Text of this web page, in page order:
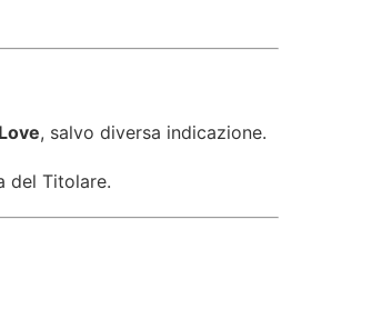
, salvo diversa indicazione.
del Titolare.